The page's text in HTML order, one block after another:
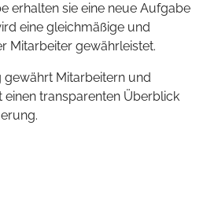
erhalten sie eine neue Aufgabe
eine gleichmäßige und
Mitarbeiter gewährleistet.
gewährt Mitarbeitern und
einen transparenten Überblick